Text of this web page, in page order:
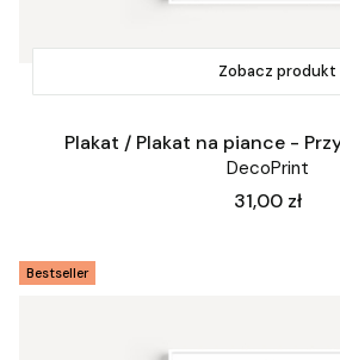
Zobacz produkt
Plakat / Plakat na piance -
DecoPrint
Cena
31,00 zł
Bestseller